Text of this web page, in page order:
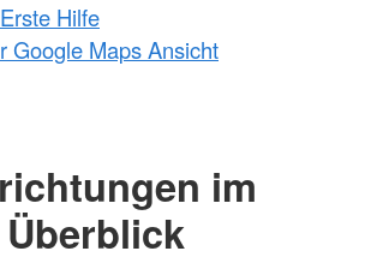
Hilfe
Google Maps Ansicht
im
Überblick